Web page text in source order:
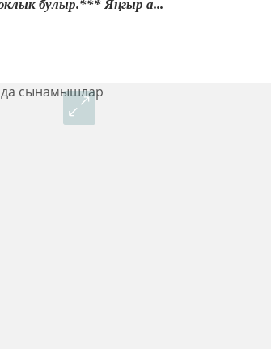
булыр.*** Яңгыр а...